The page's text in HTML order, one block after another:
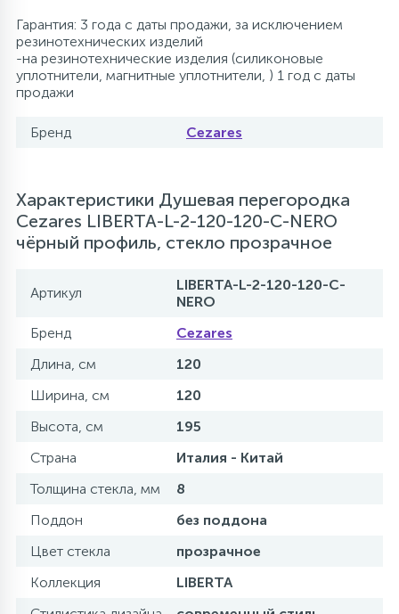
Гарантия: 3 года с даты продажи, за исключением
резинотехнических изделий
-на резинотехнические изделия (силиконовые
уплотнители, магнитные уплотнители, ) 1 год с даты
продажи
Бренд Cezares
Характеристики Душевая перегородка
Cezares LIBERTA-L-2-120-120-C-NERO
чёрный профиль, стекло прозрачное
Артикул
LIBERTA-L-2-120-120-C-
NERO
Бренд
Cezares
Длина, см
120
Ширина, см
120
Высота, см
195
Страна
Италия - Китай
Толщина стекла, мм
8
Поддон
без поддона
Цвет стекла
прозрачное
Коллекция
LIBERTA